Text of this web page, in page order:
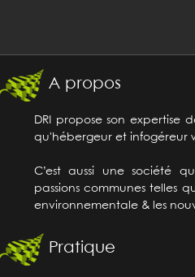
A propos
DRI propose son expertise
qu'hébergeur et infogéreur
C’est aussi une société
passions communes telles
environnementale & les
Pratique